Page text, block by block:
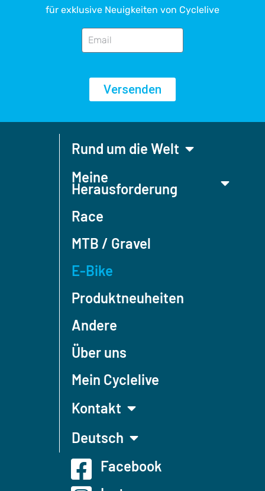
für exklusive Neuigkeiten von Cyclelive
Versenden
Rund um die Welt
Meine
Herausforderung
Race
MTB / Gravel
E-Bike
Produktneuheiten
Andere
Über uns
Mein Cyclelive
Kontakt
Deutsch
Facebook